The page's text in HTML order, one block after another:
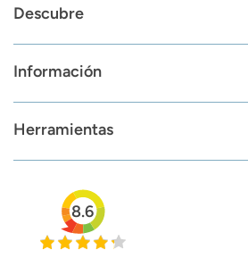
Descubre
Información
Herramientas
8.6